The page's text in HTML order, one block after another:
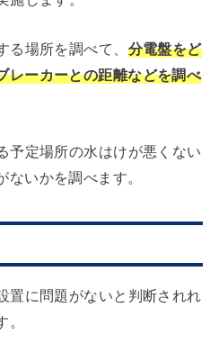
場所を調べて、 分電盤をど
レーカーとの距離などを調べ
予定場所の水はけが悪くない
いかを調べます。
置に問題がないと判断されれ